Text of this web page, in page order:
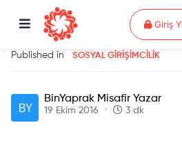
Giriş
Published in SOSYAL GIRIŞIMCILIK
BinYaprak Misafir Yazar
19 Ekim 2016 3 dk